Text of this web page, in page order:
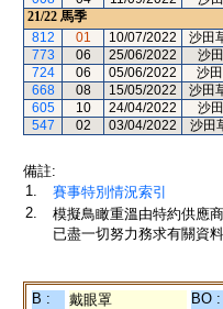
21/22 馬季
812
01 10/07/2022 沙田
773
06 25/06/2022 沙
724
06 05/06/2022 沙
668
08 15/05/2022 沙田
605
10 24/04/2022 沙
547
02 03/04/2022 沙田
備註:
1.
賽事特別情況索引
2.
模擬鳥瞰重溫由特約供應
已盡一切努力務求有關資
B : 戴眼罩 BO :